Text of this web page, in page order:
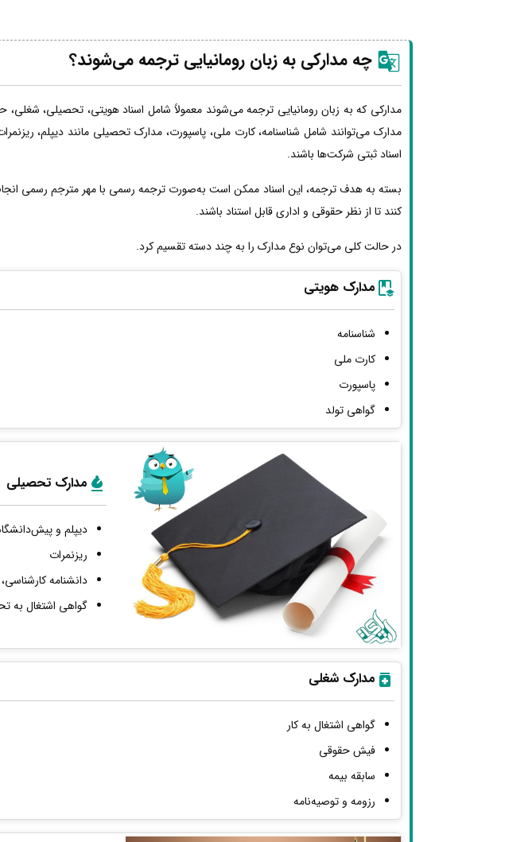
چه مدارکی به زبان رومانیایی ترجمه می‌شوند؟
مدارکی که به زبان رومانیایی ترجمه می‌شوند معمولاً شامل اسناد هویتی، تحصیلی، شغلی،
مدارک می‌توانند شامل شناسنامه، کارت ملی، پاسپورت، مدارک تحصیلی مانند دیپلم،
اسناد ثبتی شرکت‌ها باشند.
بسته به هدف ترجمه، این اسناد ممکن است به‌صورت ترجمه رسمی با مهر مترجم رسمی
کنند تا از نظر حقوقی و اداری قابل استناد باشند.
در حالت کلی می‌توان نوع مدارک را به چند دسته تقسیم کرد.
مدارک هویتی
شناسنامه
کارت ملی
پاسپورت
گواهی تولد
مدارک تحصیلی
دیپلم و
ریزنمرات
دانشنامه
گواهی اشتغال به
مدارک شغلی
گواهی اشتغال به کار
فیش حقوقی
سابقه بیمه
رزومه و توصیه‌نامه